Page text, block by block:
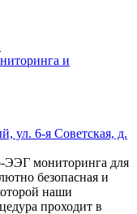
и
ул. 6-я Советская, д.
ЭЭГ мониторинга для
безопасная и
наши
проходит в